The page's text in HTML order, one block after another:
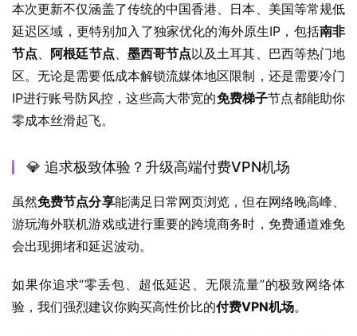
本次更新不仅涵盖了传统的中国香港、日本、美国等常规低
延迟区域，更特别加入了独家优化的海外原生IP，包括南非
节点、 阿根廷节点、 墨西哥节点以及土耳其、巴西等热门地
区。无论是需要低成本解锁流媒体地区限制，还是需要冷门
IP进行账号防风控，这些高大带宽的免费梯子节点都能助你
零成本丝滑起飞。
💎 追求极致体验？升级高端付费VPN机场
虽然免费节点分享能满足日常网页浏览，但在网络晚高峰、
游玩海外联机游戏或进行重要的跨境商务时，免费通道难免
会出现拥堵和延迟波动。
如果你追求“零丢包、超低延迟、无限流量”的极致网络体
验，我们强烈建议你购买高性价比的付费VPN机场。